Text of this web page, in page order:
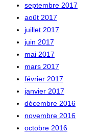
septembre 2017
août 2017
juillet 2017
juin 2017
mai 2017
mars 2017
février 2017
janvier 2017
décembre 2016
novembre 2016
octobre 2016